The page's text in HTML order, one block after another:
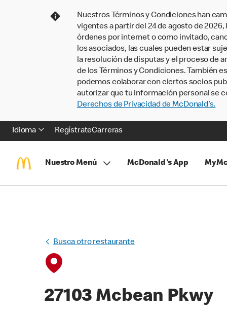
Nuestros Términos y Condiciones han
vigentes a partir del 24 de agosto de
órdenes por internet o como invitado,
los asociados, las cuales pueden estar
la resolución de disputas y el proceso de
de los Términos y Condiciones. También
podemos colaborar con ciertos socios
autorizar que tu información personal se
Derechos de Privacidad de McDonald’s.
Idioma RegístrateCarreras
Nuestro Menú McDonald's App
Busca otro restaurante
27103 Mcbean Pkwy